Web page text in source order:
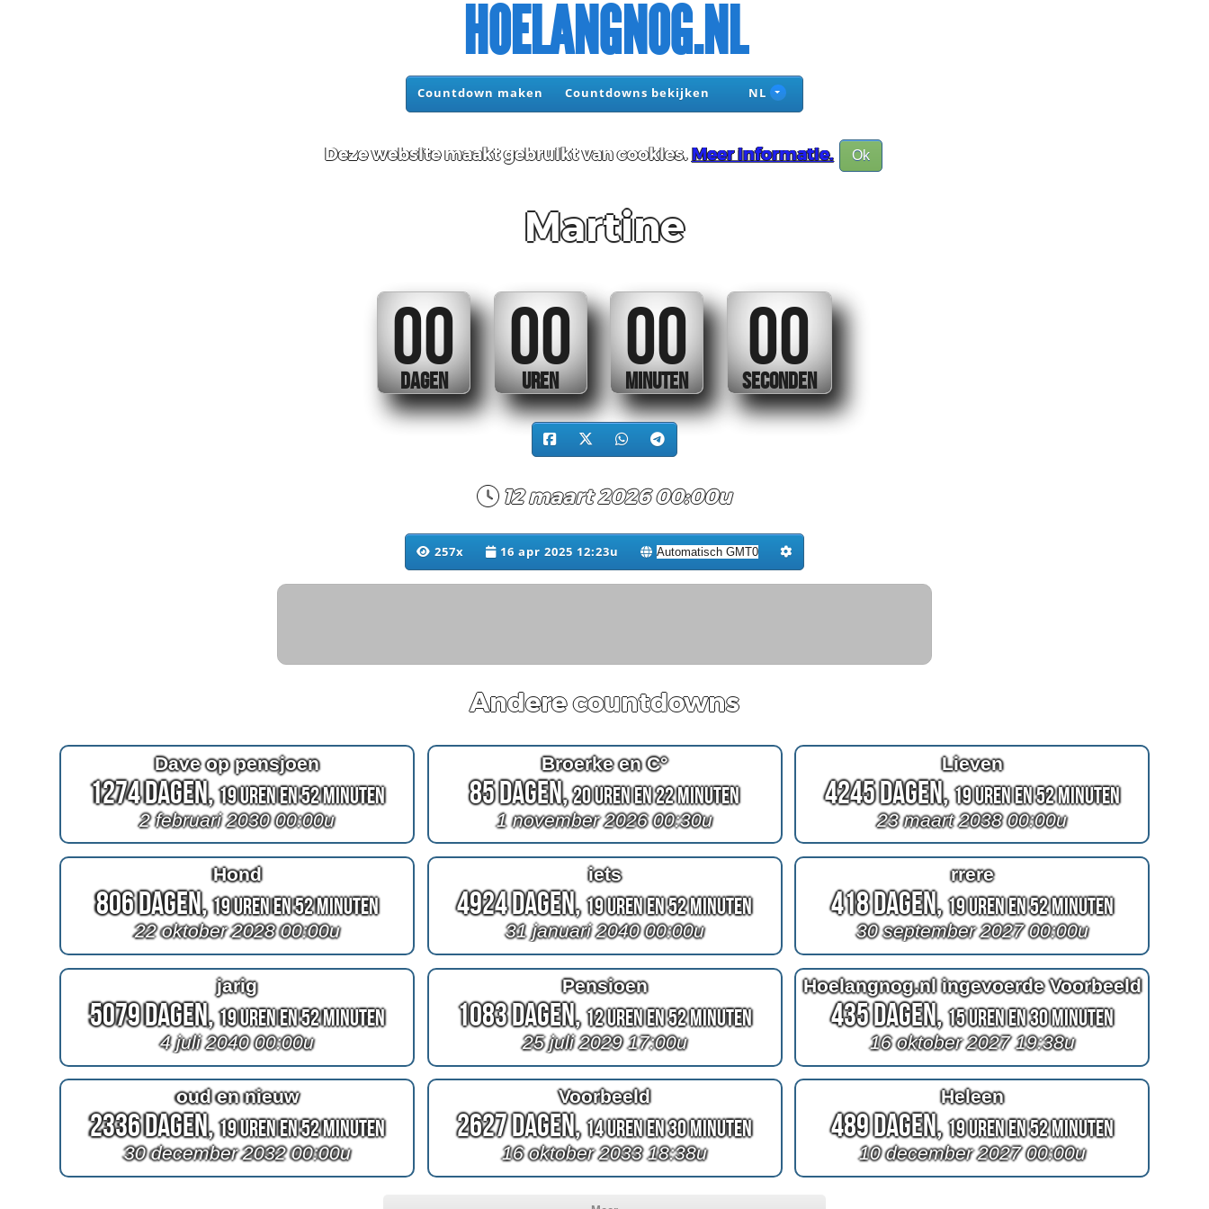
HOELANGNOG.NL
Countdown maken Countdowns bekijken NL
Deze website maakt gebruikt van cookies.Meer informatie. Ok
Martine
00
DAGEN
00
UREN
00
MINUTEN
00
SECONDEN
12 maart 2026 00:00u
257x 16 apr 2025 12:23u
Andere countdowns
Dave op pensjoen
1274 Dagen,19 Uren en 52 Minuten
2 februari 2030 00:00u
Broerke en C°
85 Dagen,20 Uren en 22 Minuten
1 november 2026 00:30u
Lieven
4245 Dagen,19 Uren en 52 Minuten
23 maart 2038 00:00u
Hond
806 Dagen,19 Uren en 52 Minuten
22 oktober 2028 00:00u
iets
4924 Dagen,19 Uren en 52 Minuten
31 januari 2040 00:00u
rrere
418 Dagen,19 Uren en 52 Minuten
30 september 2027 00:00u
jarig
5079 Dagen,19 Uren en 52 Minuten
4 juli 2040 00:00u
Pensioen
1083 Dagen,12 Uren en 52 Minuten
25 juli 2029 17:00u
Hoelangnog.nl ingevoerde Voorbeeld
435 Dagen,15 Uren en 30 Minuten
16 oktober 2027 19:38u
oud en nieuw
2336 Dagen,19 Uren en 52 Minuten
30 december 2032 00:00u
Voorbeeld
2627 Dagen,14 Uren en 30 Minuten
16 oktober 2033 18:38u
Heleen
489 Dagen,19 Uren en 52 Minuten
10 december 2027 00:00u